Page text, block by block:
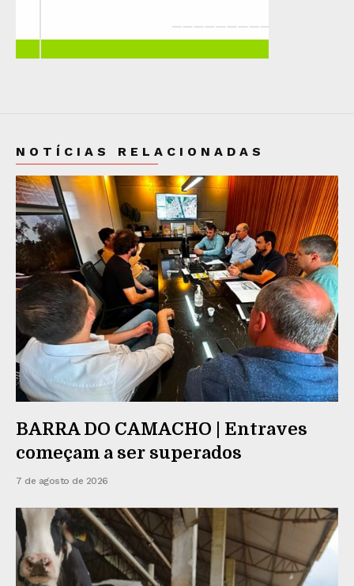
NOTÍCIAS RELACIONADAS
BARRA DO CAMACHO | Entraves
começam a ser superados
7 de agosto de 2026